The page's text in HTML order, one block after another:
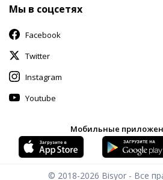
Мы в соцсетях
Facebook
Twitter
Instagram
Youtube
Мобильные
© 2018-2026 Bisyor - Все